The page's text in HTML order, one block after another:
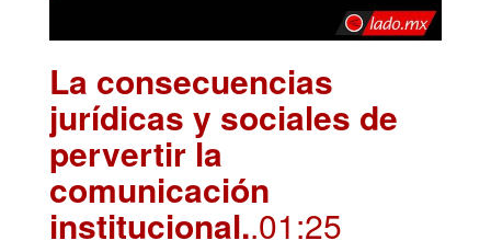
La consecuencias
jurídicas y sociales de
pervertir la
comunicación
institucional..01:25